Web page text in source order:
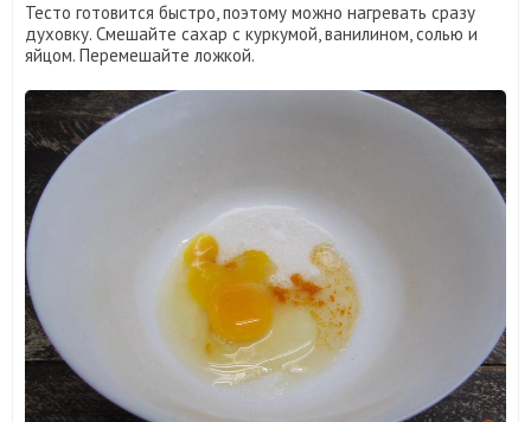
Тесто готовится быстро, поэтому можно нагревать сразу
духовку. Смешайте сахар с куркумой, ванилином, солью и
яйцом. Перемешайте ложкой.